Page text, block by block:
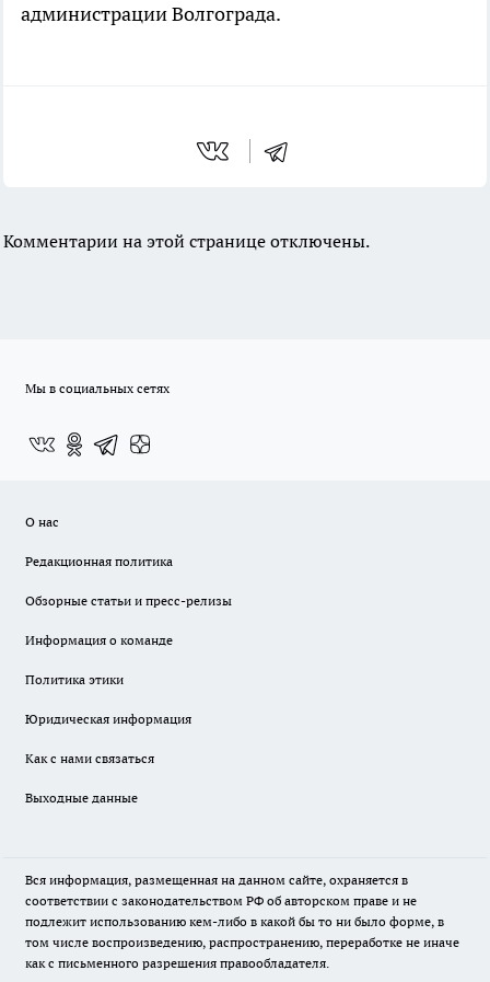
администрации Волгограда.
Комментарии на этой странице отключены.
Мы в социальных сетях
О нас
Редакционная политика
Обзорные статьи и пресс-релизы
Информация о команде
Политика этики
Юридическая информация
Как с нами связаться
Выходные данные
Вся информация, размещенная на данном сайте, охраняется в
соответствии с законодательством РФ об авторском праве и не
подлежит использованию кем-либо в какой бы то ни было форме, в
том числе воспроизведению, распространению, переработке не иначе
как с письменного разрешения правообладателя.